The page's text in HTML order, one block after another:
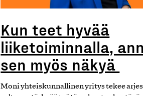
Kun teet hyvää
liiketoiminnalla,
sen myös näkyä
Moni yhteiskunnallinen yritys tekee